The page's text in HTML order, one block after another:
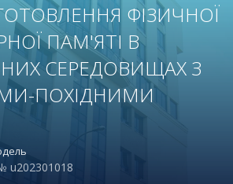
ФІЗИЧНОЇ
ПАМ'ЯТІ В
СЕРЕДОВИЩАХ З
ПОХІДНИМИ
u202301018